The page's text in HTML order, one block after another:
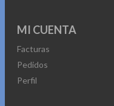
MI CUENTA
Facturas
Pedidos
Perfil